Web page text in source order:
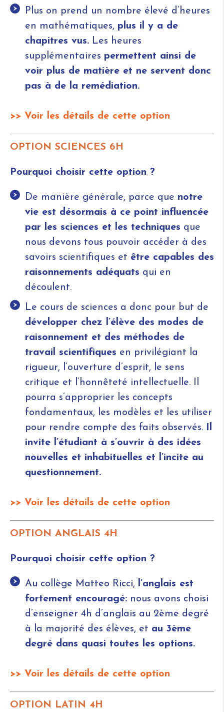
Plus on prend un nombre élevé d’heures
en mathématiques, plus il y a de
chapitres vus. Les heures
supplémentaires permettent ainsi de
voir plus de matière et ne servent donc
pas à de la remédiation.
>> Voir les détails de cette option
OPTION SCIENCES 6H
Pourquoi choisir cette option ?
De manière générale, parce que notre
vie est désormais à ce point influencée
par les sciences et les techniques que
nous devons tous pouvoir accéder à des
savoirs scientifiques et être capables des
raisonnements adéquats qui en
découlent.
Le cours de sciences a donc pour but de
développer chez l’élève des modes de
raisonnement et des méthodes de
travail scientifiques en privilégiant la
rigueur, l’ouverture d’esprit, le sens
critique et l’honnêteté intellectuelle. Il
pourra s’approprier les concepts
fondamentaux, les modèles et les utiliser
pour rendre compte des faits observés. Il
invite l’étudiant à s’ouvrir à des idées
nouvelles et inhabituelles et l’incite au
questionnement.
>> Voir les détails de cette option
OPTION ANGLAIS 4H
Pourquoi choisir cette option ?
Au collège Matteo Ricci, l’anglais est
fortement encouragé: nous avons choisi
d’enseigner 4h d’anglais au 2ème degré
à la majorité des élèves, et au 3ème
degré dans quasi toutes les options.
>> Voir les détails de cette option
OPTION LATIN 4H